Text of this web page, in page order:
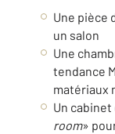
Une pièce
un salon
Une
tendance
matériaux
Un
room»